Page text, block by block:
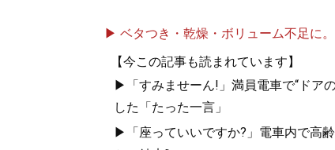
▶ ベタつき・乾燥・ボリューム不足に
【今この記事も読まれています】
▶「すみませーん!」満員電車で“ドア
した「たった一言」
▶「座っていいですか?」電車内で高